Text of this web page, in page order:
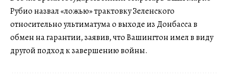
Рубио назвал «ложью» трактовку Зеленского
относительно ультиматума о выходе из Донбасса в
обмен на гарантии, заявив, что Вашингтон имел в виду
другой подход к завершению войны.